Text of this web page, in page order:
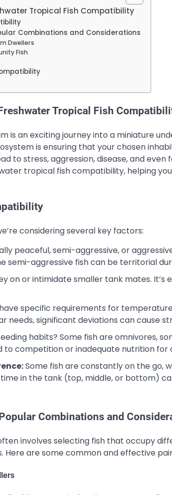
Tropical Fish Compatibility
Combinations and Considerations
Dwellers
Fish
Tropical Fish
is an exciting journey into a miniature
is ensuring that your chosen
to stress, aggression, disease, and even
tropical fish compatibility, helping
considering several key factors:
peaceful, semi-aggressive, or
semi-aggressive fish can be territorial
on or intimidate smaller tank mates. It’s
specific requirements for
needs, significant deviations can cause
habits? Some fish are omnivores,
to competition or inadequate nutrition for
Some fish are constantly on the go,
in the tank (top, middle, or bottom)
Combinations and
involves selecting fish that occupy
are some common and effective